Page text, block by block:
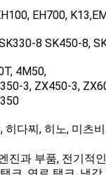
EH700,
8 SK450-8,
4M50,
3, ZX450-3,
다찌, 히노, 미츠
진과 부품, 전기적